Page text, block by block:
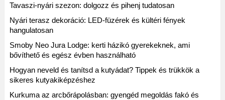
Tavaszi-nyári szezon: dolgozz és pihenj tudatosan
Nyári terasz dekoráció: LED-füzérek és kültéri fények
hangulatosan
Smoby Neo Jura Lodge: kerti házikó gyerekeknek, ami
bővíthető és egész évben használható
Hogyan neveld és tanítsd a kutyádat? Tippek és trükkök a
sikeres kutyakiképzéshez
Kurkuma az arcbőrápolásban: gyengéd megoldás fakó és